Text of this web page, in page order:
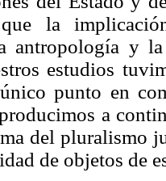
que la
antropología y
estudios
punto en
a
del pluralismo
de objetos de